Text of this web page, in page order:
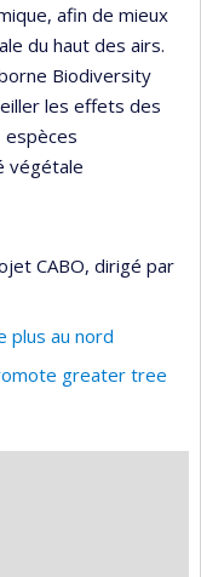
afin de mieux
du haut des airs.
Biodiversity
les effets des
espèces
végétale
CABO, dirigé par
plus au nord
greater tree